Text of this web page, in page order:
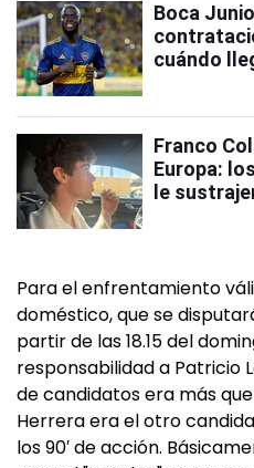
Boca
cuándo
Franco
Europa:
le
Para el enfrentamiento
doméstico, que se
partir de las 18.15 del
responsabilidad a Patricio
de candidatos era más
Herrera era el otro
los 90′ de acción.